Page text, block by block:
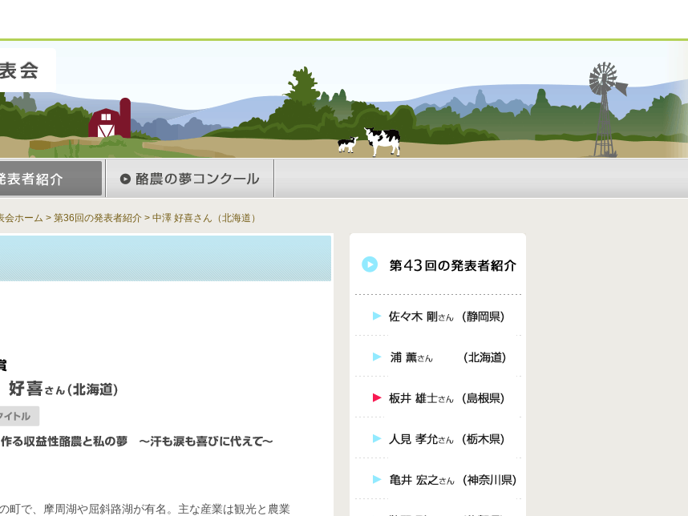
会ホーム > 第36回の発表者紹介 > 中澤 好喜さん（北海道）
町で、摩周湖や屈斜路湖が有名。主な産業は観光と農業